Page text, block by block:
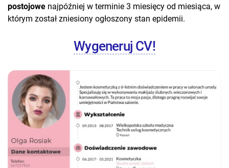
postojowe najpóźniej w terminie 3 miesięcy od miesiąca, w
którym został zniesiony ogłoszony stan epidemii.
Wygeneruj CV!